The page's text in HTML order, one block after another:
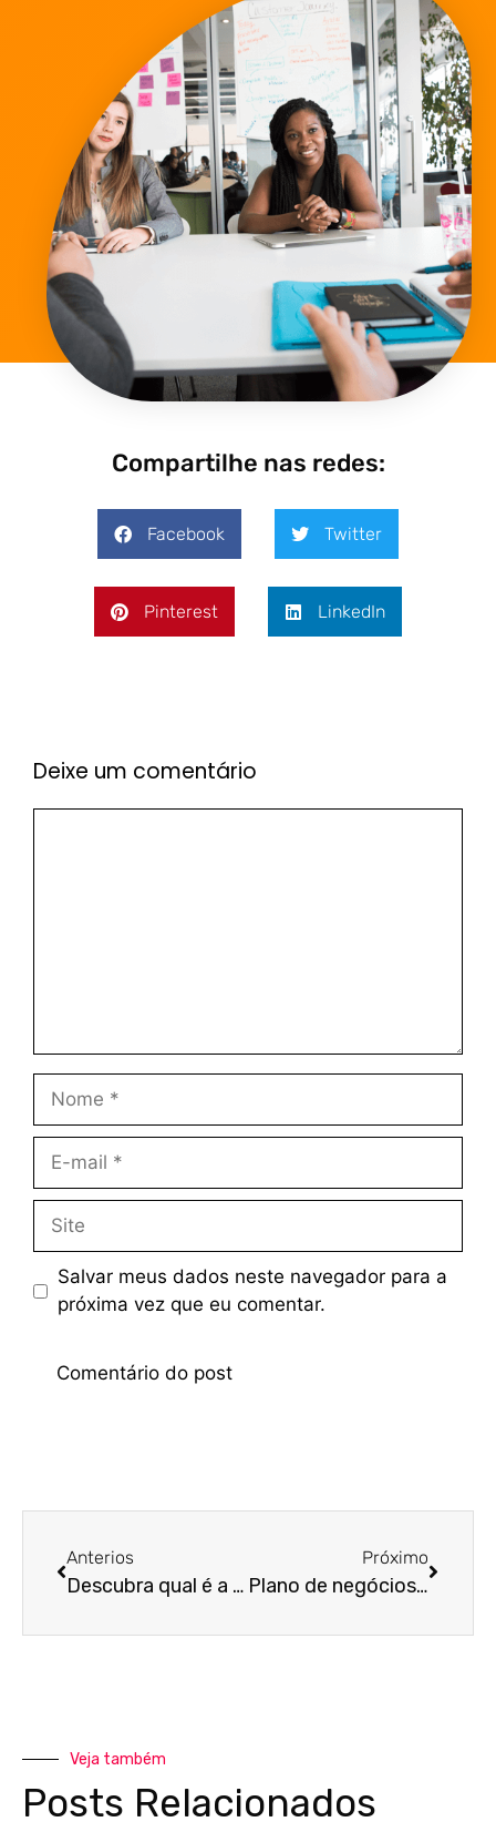
Compartilhe nas redes:
Facebook Twitter
Pinterest LinkedIn
Deixe um comentário
Salvar meus dados neste navegador para a
próxima vez que eu comentar.
Anterios
Descubra qual é a melhor escolha para sua ECV: franquia ou bandeira branca
Próximo
Plano de negócios: conheça os prós e contras de contar com esse documento
Veja também
Posts Relacionados